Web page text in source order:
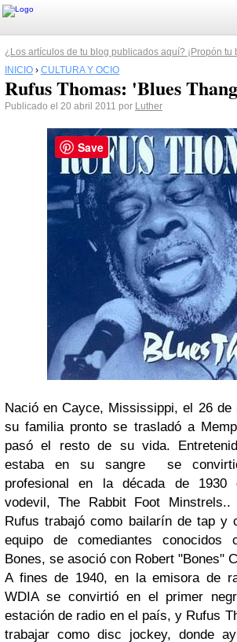
¿Los artículos de tu blog publicados aquí? ¡Propón tu
INICIO › CULTURA Y OCIO
Rufus Thomas: 'Blues
Publicado el 20 abril 2011 por Luther
Nació en Cayce, Mississippi, el 26 de
su familia pronto se trasladó a
pasó el resto de su vida.
estaba en su sangre se
profesional en la década de 1930
vodevil, The Rabbit Foot
Rufus trabajó como bailarín de tap y
equipo de comediantes conocidos
Bones, se asoció con Robert "Bones"
A fines de 1940, en la emisora de
WDIA se convirtió en el primer
estación de radio en el país, y Rufus
trabajar como disc jockey, donde
Save